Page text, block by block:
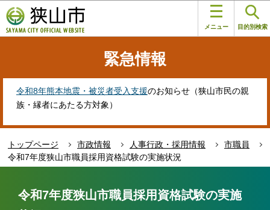
の
ペ
す
メニュー 目的別検索
緊急情報
令和8年熊本地震・被災者受入支援のお知らせ（狭山市民の親
族・縁者にあたる方対象）
トップページ 市政情報 人事行政・採用情報
市職員
令和7年度狭山市職員採用資格試験の実施状況
令和7年度狭山市職員採用資格試験の実施